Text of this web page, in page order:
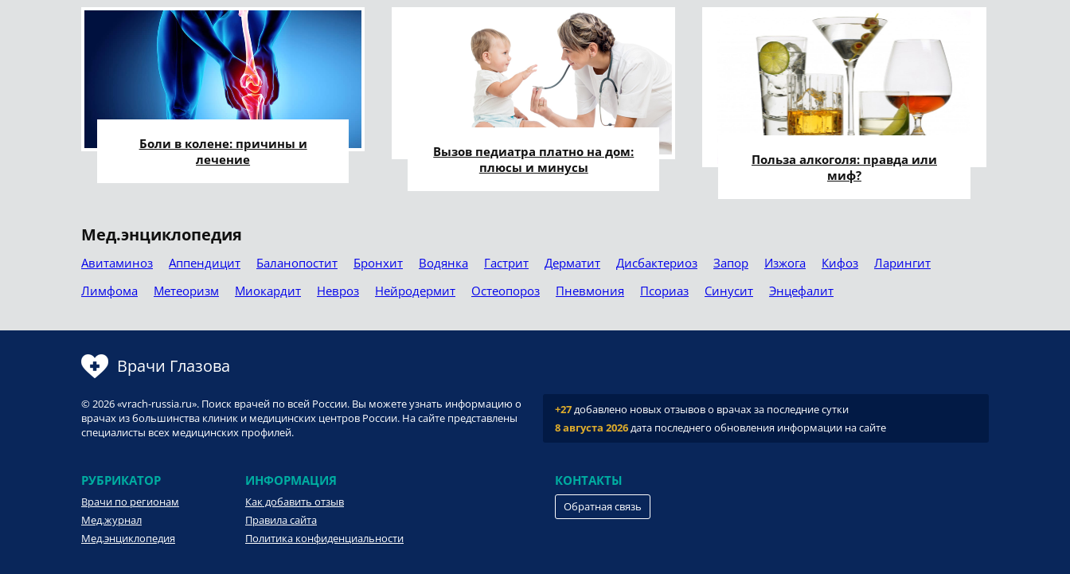
Боли в колене: причины и
лечение
Вызов педиатра платно на дом:
плюсы и минусы
Польза алкоголя: правда или
миф?
Мед.энциклопедия
Авитаминоз Аппендицит Баланопостит Бронхит Водянка Гастрит Дерматит Дисбактериоз Запор Изжога Кифоз
Ларингит
Лимфома
Метеоризм Миокардит Невроз Нейродермит Остеопороз Пневмония Псориаз Синусит Энцефалит
Врачи Глазова
© 2026 «vrach-russia.ru». Поиск врачей по всей России. Вы можете узнать информацию о
врачах из большинства клиник и медицинских центров России. На сайте представлены
специалисты всех медицинских профилей.
+27добавлено новых отзывов о врачах за последние сутки
8 августа 2026дата последнего обновления информации на сайте
РУБРИКАТОР
Врачи по регионам
Мед.журнал
Мед.энциклопедия
ИНФОРМАЦИЯ
Как добавить отзыв
Правила сайта
Политика конфиденциальности
КОНТАКТЫ
Обратная связь